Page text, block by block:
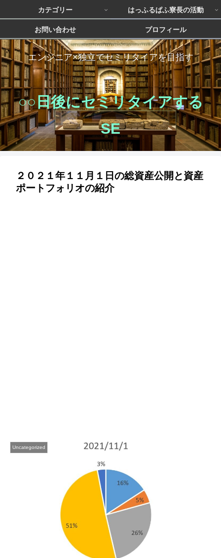
エンジニア×独立でセミリタイアを目指す
○○日後にセミリタイアする
SE
カテゴリー はっふるぱふ寮長の活動
お問い合わせ プロフィール
２０２１年１１月１日の総資産公開と資産
ポートフォリオの紹介
Uncategorized